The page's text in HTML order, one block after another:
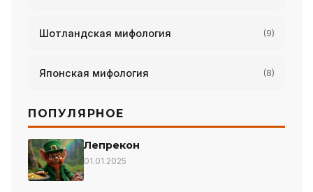
Шотландская мифология (9)
Японская мифология (8)
ПОПУЛЯРНОЕ
Лепрекон
01.01.2025